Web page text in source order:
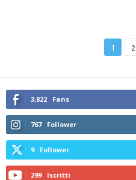
1 2
3,822 Fans
767 Follower
9 Follower
299 Iscritti